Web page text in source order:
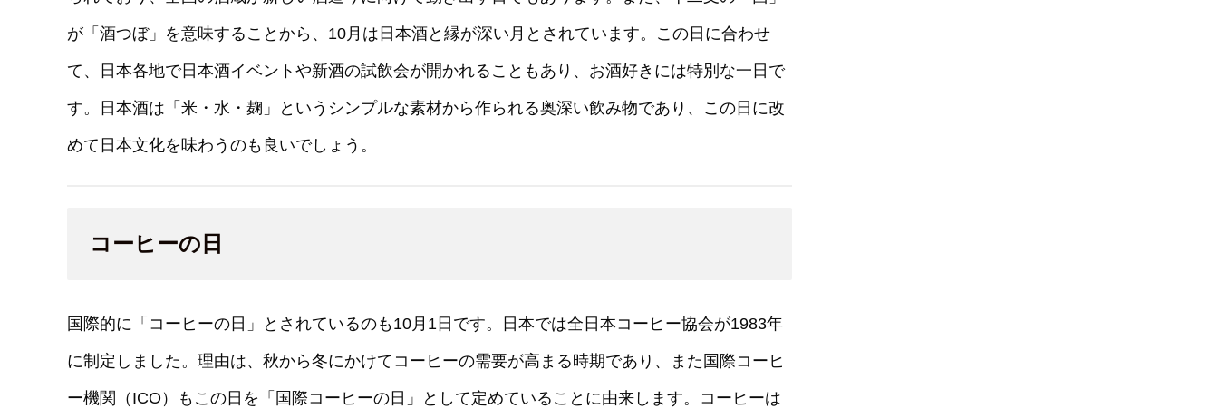
が「酒つぼ」を意味することから、10月は日本酒と縁が深い月とされています。この日に合わせ
て、日本各地で日本酒イベントや新酒の試飲会が開かれることもあり、お酒好きには特別な一日で
す。日本酒は「米・水・麹」というシンプルな素材から作られる奥深い飲み物であり、この日に改
めて日本文化を味わうのも良いでしょう。
コーヒーの日
国際的に「コーヒーの日」とされているのも10月1日です。日本では全日本コーヒー協会が1983年
に制定しました。理由は、秋から冬にかけてコーヒーの需要が高まる時期であり、また国際コーヒ
ー機関（ICO）もこの日を「国際コーヒーの日」として定めていることに由来します。コーヒーは